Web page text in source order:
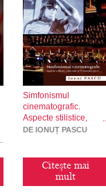
Simfonismul
cinematografic.
Aspecte stilistice,
culturale și
DE IONUȚ PASCU
Citește mai
mult